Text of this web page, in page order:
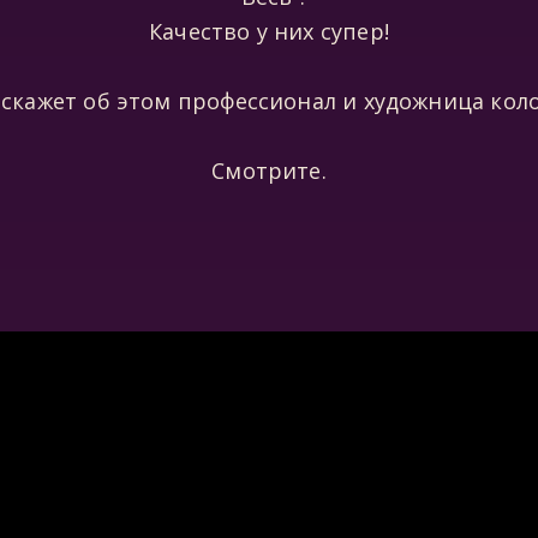
Качество у них супер!
об этом профессионал и художница
Смотрите.